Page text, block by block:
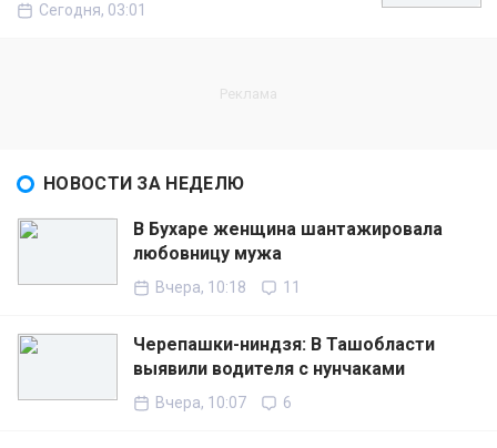
Сегодня, 03:01
НОВОСТИ ЗА НЕДЕЛЮ
В Бухаре женщина шантажировала
любовницу мужа
Вчера, 10:18 11
Черепашки-ниндзя: В Ташобласти
выявили водителя с нунчаками
Вчера, 10:07 6